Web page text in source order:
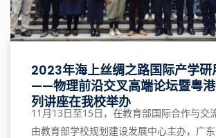
2023年海上丝绸之路国际产学研
——物理前沿交叉高端论坛暨粤
列讲座在我校举办
11月13日至15日，在教育部国际合作与交
由教育部学校规划建设发展中心主办，广